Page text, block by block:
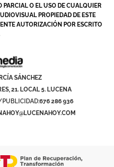
O EL USO DE CUALQUIER
PROPIEDAD DE ESTE
AUTORIZACIÓN POR ESCRITO
SÁNCHEZ
21. LOCAL 5. LUCENA
PUBLICIDAD:676 286 936